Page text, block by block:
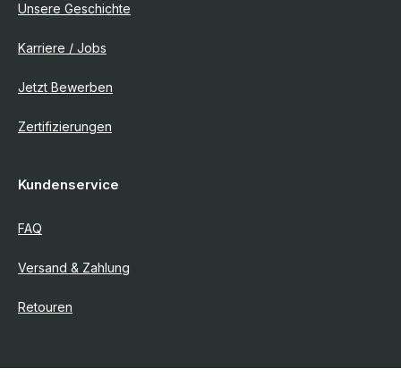
Unsere Geschichte
Karriere / Jobs
Jetzt Bewerben
Zertifizierungen
Kundenservice
FAQ
Versand & Zahlung
Retouren